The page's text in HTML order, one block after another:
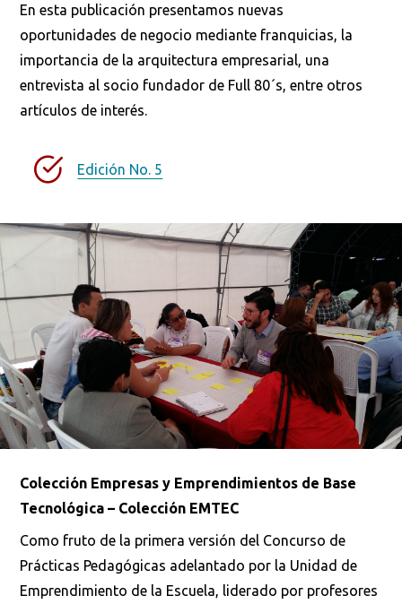
En esta publicación presentamos nuevas
oportunidades de negocio mediante franquicias, la
importancia de la arquitectura empresarial, una
entrevista al socio fundador de Full 80´s, entre otros
artículos de interés.
Edición No. 5
Colección Empresas y Emprendimientos de Base
Tecnológica – Colección EMTEC
Como fruto de la primera versión del Concurso de
Prácticas Pedagógicas adelantado por la Unidad de
Emprendimiento de la Escuela, liderado por profesores